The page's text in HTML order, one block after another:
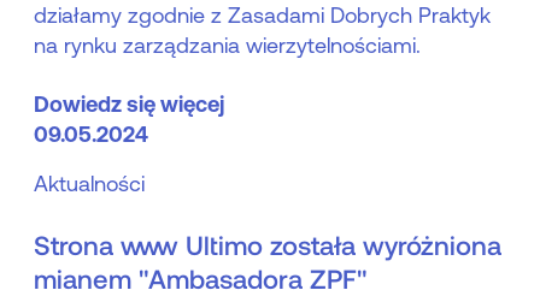
działamy zgodnie z Zasadami Dobrych Praktyk
na rynku zarządzania wierzytelnościami.
Dowiedz się więcej
09.05.2024
Aktualności
Strona www Ultimo została wyróżniona
mianem "Ambasadora ZPF"